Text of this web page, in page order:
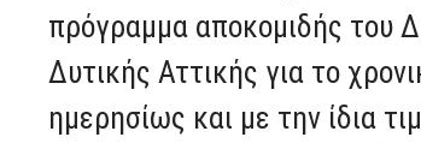
πρόγραμμα αποκομιδής του
Δυτικής Αττικής για το
ημερησίως και με την ίδια